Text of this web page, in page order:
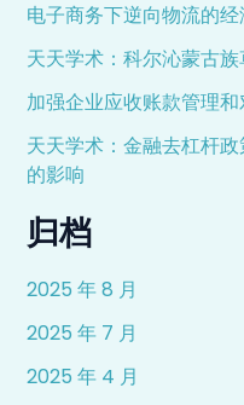
电子商务下逆向物流的
天天学术：科尔沁蒙古
加强企业应收账款管理
天天学术：金融去杠杆
的影响
归档
2025 年 8 月
2025 年 7 月
2025 年 4 月